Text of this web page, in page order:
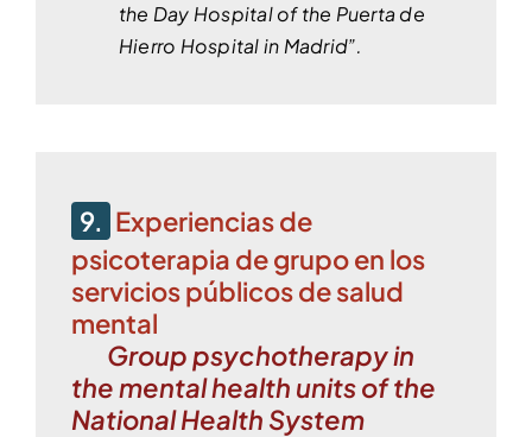
the Day Hospital of the Puerta de
Hierro Hospital in Madrid”.
9. Experiencias de
psicoterapia de grupo en los
servicios públicos de salud
mental
Group psychotherapy in
the mental health units of the
National Health System